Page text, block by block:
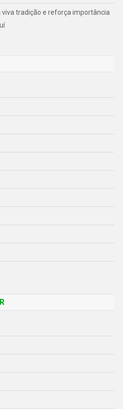
tradição e reforça importância